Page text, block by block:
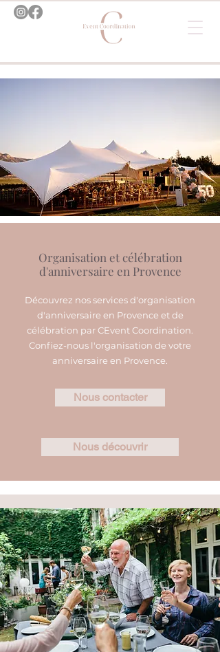
Organisation et célébration
d'anniversaire en Provence
Découvrez nos services d'organisation
d'anniversaire en Provence et de
célébration par CEvent Coordination.
Confiez-nous l'organisation de votre
anniversaire en Provence.
Nous contacter
Nous découvrir